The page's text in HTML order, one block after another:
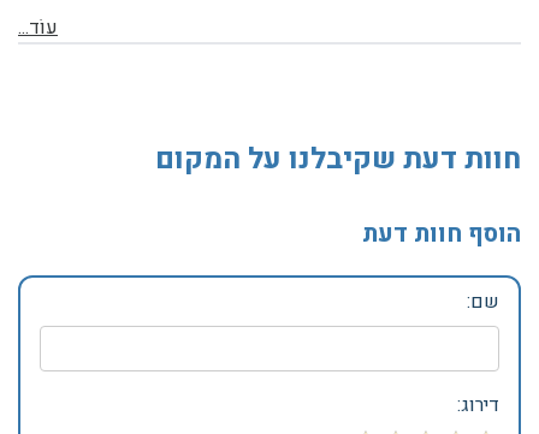
עוֹד...
חוות דעת שקיבלנו על המקום
הוסף חוות דעת
שם:
דירוג: